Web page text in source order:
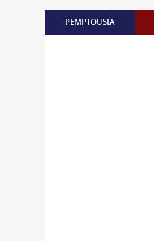
PEMPTOUSIA